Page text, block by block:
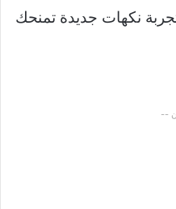
نكهات جديدة تمنحك
--